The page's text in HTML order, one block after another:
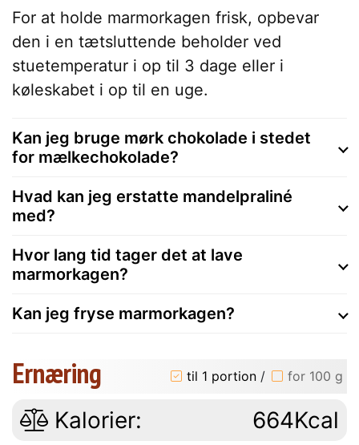
For at holde marmorkagen frisk, opbevar
den i en tætsluttende beholder ved
stuetemperatur i op til 3 dage eller i
køleskabet i op til en uge.
Kan jeg bruge mørk chokolade i stedet
for mælkechokolade?
Hvad kan jeg erstatte mandelpraliné
med?
Hvor lang tid tager det at lave
marmorkagen?
Kan jeg fryse marmorkagen?
Ernæring til 1 portion / for 100 g
Kalorier: 664Kcal